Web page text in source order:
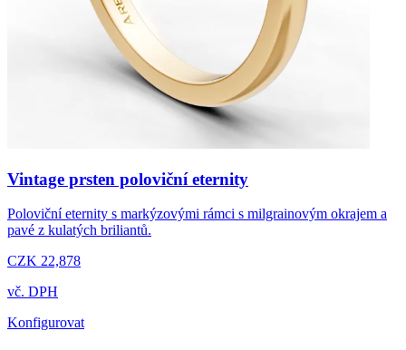
Vintage prsten poloviční eternity
Poloviční eternity s markýzovými rámci s milgrainovým okrajem a
pavé z kulatých briliantů.
CZK 22,878
vč. DPH
Konfigurovat